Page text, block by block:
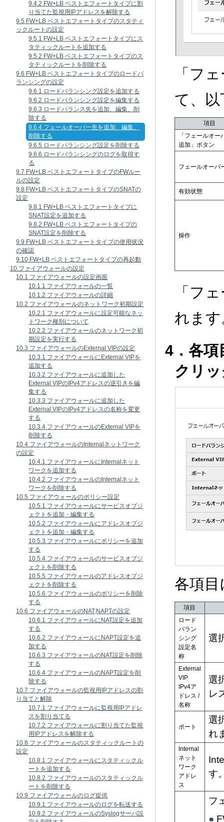
9.4.2 FW+LB ベストエフォートタイプに割
り当てた監視用IPアドレスを解除する
9.5 FW+LB ベストエフォートタイプのスタティ
ックルートの設定
9.5.1 FW+LB ベストエフォートタイプにス
タティックルートを追加する
9.5.2 FW+LB ベストエフォートタイプのス
タティックルートを削除する
9.6 FW+LB ベストエフォートタイプのロードバ
ランシングの設定
9.6.1 ロードバランシング設定を追加する
9.6.2 ロードバランシング設定を編集する
9.6.3 ロードバランス先を追加、編集、削
除する
9.6.4 フェールオーバー先を追加、編集、
削除する
9.6.5 ロードバランシング設定を削除する
9.6.6 ロードバランシングのログを取得す
る
9.7 FW+LB ベストエフォートタイプのFWルー
ルの設定
9.8 FW+LB ベストエフォートタイプのSNATの
設定
9.8.1 FW+LB ベストエフォートタイプに
SNAT設定を追加する
9.8.2 FW+LB ベストエフォートタイプの
SNAT設定を削除する
9.9 FW+LB ベストエフォートタイプの使用状況
の確認
9.10 FW+LB ベストエフォートタイプの再起動
10.ファイアウォールの設定
10.1 ファイアウォールの設定画面
10.1.1 ファイアウォールの一覧
10.1.2 ファイアウォールの詳細
10.2 ファイアウォールのネットワーク初期設定
10.2.1 ファイアウォールに設定可能なネッ
トワーク種別について
10.2.2 ファイアウォールのネットワーク初
期設定を実行する
10.3 ファイアウォールのExternal VIPの設定
10.3.1 ファイアウォールにExternal VIPを
追加する
10.3.2 ファイアウォールに追加した
External VIPのIPv4アドレスの逆引きを編
集する
10.3.3 ファイアウォールに追加した
External VIPのIPv4アドレスの名称を変更
する
10.3.4 ファイアウォールのExternal VIPを
削除する
10.4 ファイアウォールのInternalネットワーク
の設定
10.4.1 ファイアウォールにInternalネット
ワークを追加する
10.4.2 ファイアウォールのInternalネット
ワークを削除する
10.5 ファイアウォールのポリシー設定
10.5.1 ファイアウォールにサービスオブジ
ェクトを追加・編集する
10.5.2 ファイアウォールにアドレスオブジ
ェクトを追加・編集する
10.5.3 ファイアウォールにポリシーを追加
する
10.5.4 ファイアウォールのサービスオブジ
ェクトを削除する
10.5.5 ファイアウォールのアドレスオブジ
ェクトを削除する
10.5.6 ファイアウォールのポリシーを削除
する
10.6 ファイアウォールのNAT,NAPTの設定
10.6.1 ファイアウォールにNAT設定を追加
する
10.6.2 ファイアウォールにNAPT設定を追
加する
10.6.3 ファイアウォールのNAT設定を削除
する
10.6.4 ファイアウォールのNAPT設定を削
除する
10.7 ファイアウォールの監視用IPアドレスの割
り当てと解除
10.7.1 ファイアウォールに監視用IPアドレ
スを割り当てる
10.7.2 ファイアウォールに割り当てた監視
用IPアドレスを解除する
10.8 ファイアウォールのスタティックルートの
設定
10.8.1 ファイアウォールにスタティックル
ートを追加する
10.8.2 ファイアウォールのスタティックル
ートを削除する
10.9 ファイアウォールのログ提供
10.9.1 ファイアウォールのログを転送する
10.9.2 ファイアウォールのSyslogサーバ設
「フ
て、
項目
「フェールオー
追加」ボタン
フェールオーバ
有効状態
操作
「フ
れます
4．各項
クリ
各項
項目
ロード
バラン
シング
設定名
称
選
External
VIP
IPv4ア
ドレス /
名称
選
レ
ポート
選
れ
Internal
ネット
ワーク
アドレ
ス
す
フ